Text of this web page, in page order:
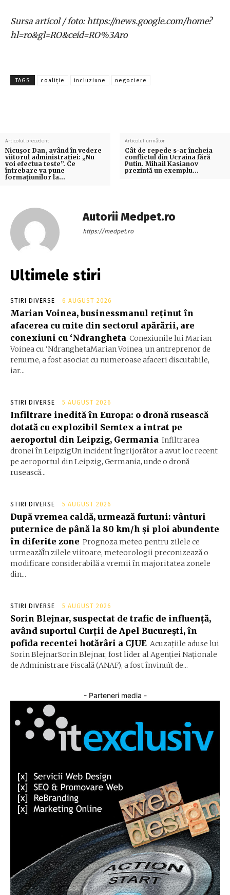
Sursa articol / foto: https://news.google.com/home?
hl=ro&gl=RO&ceid=RO%3Aro
TAGS coaliție incluziune negociere
Articolul precedent
Nicușor Dan, având în vedere
viitorul administrației: „Nu
voi efectua teste”. Ce
întrebare va pune
formațiunilor la…
Articolul următor
Cât de repede s-ar încheia
conflictul din Ucraina fără
Putin. Mihail Kasianov
prezintă un exemplu…
Autorii Medpet.ro
https://medpet.ro
Ultimele stiri
STIRI DIVERSE 6 AUGUST 2026
Marian Voinea, businessmanul reținut în
afacerea cu mite din sectorul apărării, are
conexiuni cu ‘Ndrangheta Conexiunile lui Marian
Voinea cu 'NdranghetaMarian Voinea, un antreprenor de
renume, a fost asociat cu numeroase afaceri discutabile,
iar...
STIRI DIVERSE 5 AUGUST 2026
Infiltrare inedită în Europa: o dronă rusească
dotată cu explozibil Semtex a intrat pe
aeroportul din Leipzig, Germania Infiltrarea
dronei în LeipzigUn incident îngrijorător a avut loc recent
pe aeroportul din Leipzig, Germania, unde o dronă
rusească...
STIRI DIVERSE 5 AUGUST 2026
După vremea caldă, urmează furtuni: vânturi
puternice de până la 80 km/h și ploi abundente
în diferite zone Prognoza meteo pentru zilele ce
urmeazăÎn zilele viitoare, meteorologii preconizează o
modificare considerabilă a vremii în majoritatea zonele
din...
STIRI DIVERSE 5 AUGUST 2026
Sorin Blejnar, suspectat de trafic de influență,
având suportul Curții de Apel București, în
pofida recentei hotărâri a CJUE Acuzațiile aduse lui
Sorin BlejnarSorin Blejnar, fost lider al Agenției Naționale
de Administrare Fiscală (ANAF), a fost învinuït de...
- Parteneri media -